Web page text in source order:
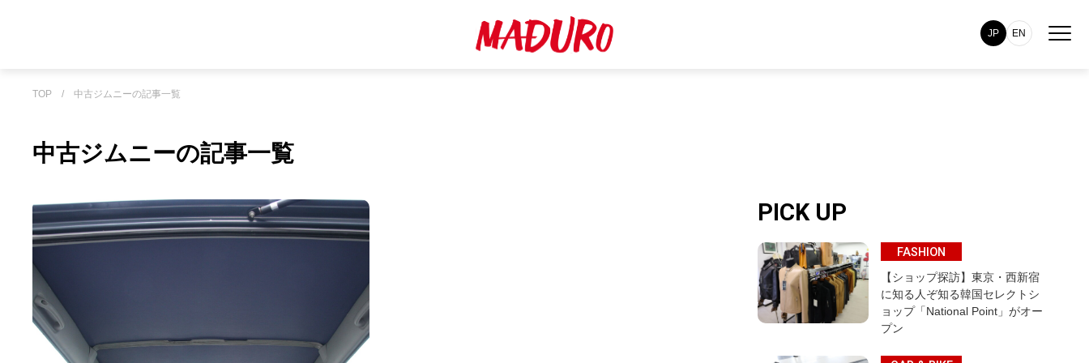
JP EN
TOP / 中古ジムニーの記事一覧
中古ジムニーの記事一覧
PICK UP
FASHION
【ショップ探訪】東京・西新宿
に知る人ぞ知る韓国セレクトシ
ョップ「National Point」がオー
プン